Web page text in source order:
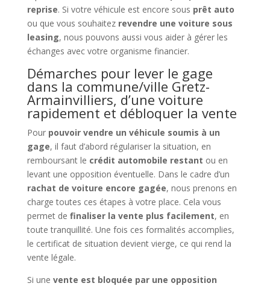
reprise. Si votre véhicule est encore sous prêt auto
ou que vous souhaitez revendre une voiture sous
leasing, nous pouvons aussi vous aider à gérer les
échanges avec votre organisme financier.
Démarches pour lever le gage
dans la commune/ville Gretz-
Armainvilliers, d’une voiture
rapidement et débloquer la vente
Pour pouvoir vendre un véhicule soumis à un
gage, il faut d’abord régulariser la situation, en
remboursant le crédit automobile restant ou en
levant une opposition éventuelle. Dans le cadre d’un
rachat de voiture encore gagée, nous prenons en
charge toutes ces étapes à votre place. Cela vous
permet de finaliser la vente plus facilement, en
toute tranquillité. Une fois ces formalités accomplies,
le certificat de situation devient vierge, ce qui rend la
vente légale.
Si une vente est bloquée par une opposition